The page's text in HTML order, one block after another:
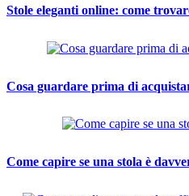
Stole eleganti online: come
Cosa guardare prima di
Come capire se una stola è